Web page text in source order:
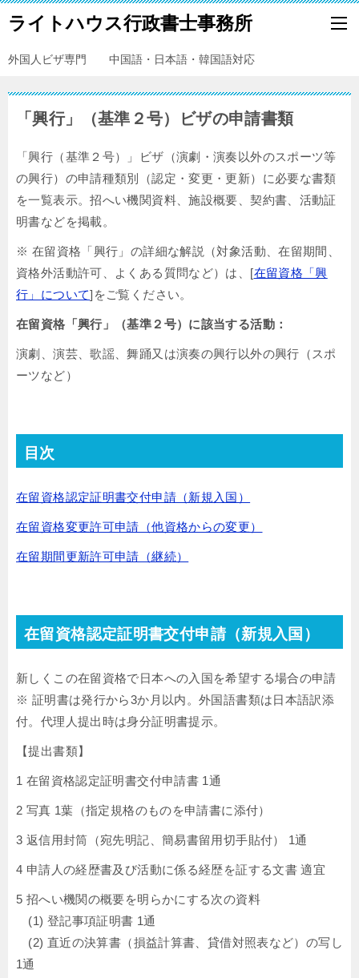
ライトハウス行政書士事務所
外国人ビザ専門 中国語・日本語・韓国語対応
「興行」（基準２号）ビザの申請書類
「興行（基準２号）」ビザ（演劇・演奏以外のスポーツ等
の興行）の申請種類別（認定・変更・更新）に必要な書類
を一覧表示。招へい機関資料、施設概要、契約書、活動証
明書などを掲載。
※ 在留資格「興行」の詳細な解説（対象活動、在留期間、
資格外活動許可、よくある質問など）は、[在留資格「興
行」について]をご覧ください。
在留資格「興行」（基準２号）に該当する活動：
演劇、演芸、歌謡、舞踊又は演奏の興行以外の興行（スポ
ーツなど）
目次
在留資格認定証明書交付申請（新規入国）
在留資格変更許可申請（他資格からの変更）
在留期間更新許可申請（継続）
在留資格認定証明書交付申請（新規入国）
新しくこの在留資格で日本への入国を希望する場合の申請
※ 証明書は発行から3か月以内。外国語書類は日本語訳添
付。代理人提出時は身分証明書提示。
【提出書類】
1 在留資格認定証明書交付申請書 1通
2 写真 1葉（指定規格のものを申請書に添付）
3 返信用封筒（宛先明記、簡易書留用切手貼付） 1通
4 申請人の経歴書及び活動に係る経歴を証する文書 適宜
5 招へい機関の概要を明らかにする次の資料
(1) 登記事項証明書 1通
(2) 直近の決算書（損益計算書、貸借対照表など）の写し
1通